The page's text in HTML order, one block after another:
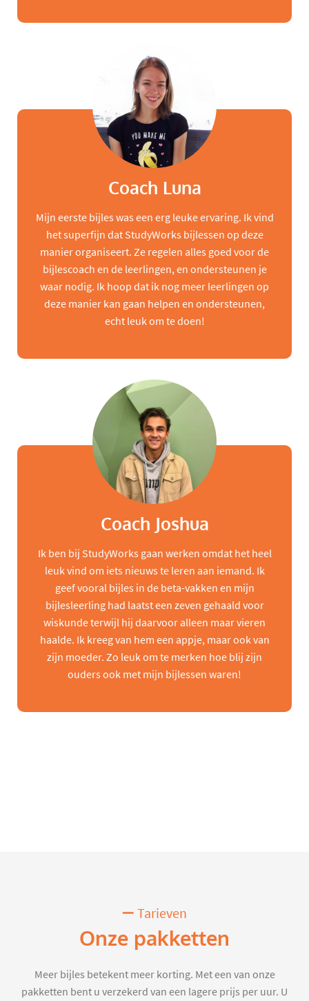
Coach Luna
Mijn eerste bijles was een erg leuke ervaring. Ik vind
het superfijn dat StudyWorks bijlessen op deze
manier organiseert. Ze regelen alles goed voor de
bijlescoach en de leerlingen, en ondersteunen je
waar nodig. Ik hoop dat ik nog meer leerlingen op
deze manier kan gaan helpen en ondersteunen,
echt leuk om te doen!
Coach Joshua
Ik ben bij StudyWorks gaan werken omdat het heel
leuk vind om iets nieuws te leren aan iemand. Ik
geef vooral bijles in de beta-vakken en mijn
bijlesleerling had laatst een zeven gehaald voor
wiskunde terwijl hij daarvoor alleen maar vieren
haalde. Ik kreeg van hem een appje, maar ook van
zijn moeder. Zo leuk om te merken hoe blij zijn
ouders ook met mijn bijlessen waren!
Tarieven
Onze pakketten
Meer bijles betekent meer korting. Met een van onze
pakketten bent u verzekerd van een lagere prijs per uur. U